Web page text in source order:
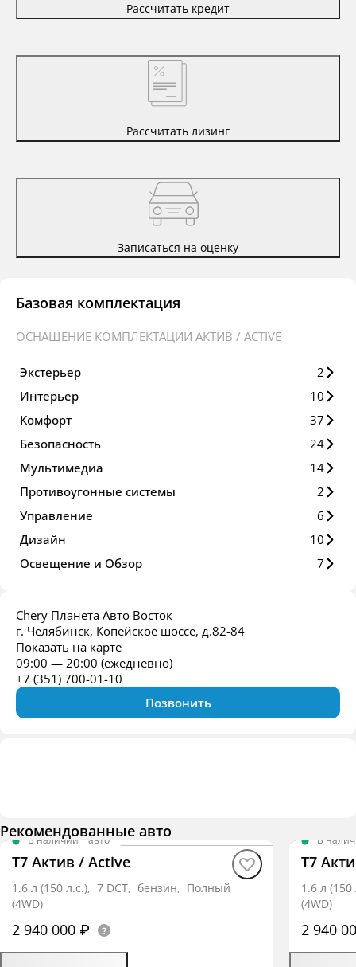
Рассчитать кредит
Рассчитать лизинг
Записаться на оценку
Базовая комплектация
ОСНАЩЕНИЕ КОМПЛЕКТАЦИИ АКТИВ / ACTIVE
Экстерьер
2
Интерьер
10
Комфорт
37
Безопасность
24
Мультимедиа
14
Противоугонные системы
2
Управление
6
Дизайн
10
Освещение и Обзор
7
Chery Планета Авто Восток
г. Челябинск, Копейское шоссе, д.82-84
Показать на карте
09:00 — 20:00 (ежедневно)
+7 (351) 700-01-10
Позвонить
Рекомендованные авто
В наличии·авто
T7 Актив / Active
1.6 л (150 л.с.), 7 DCT, бензин, Полный
(4WD)
2 940 000 ₽
В
T7
1.6 л
(4WD)
2 940